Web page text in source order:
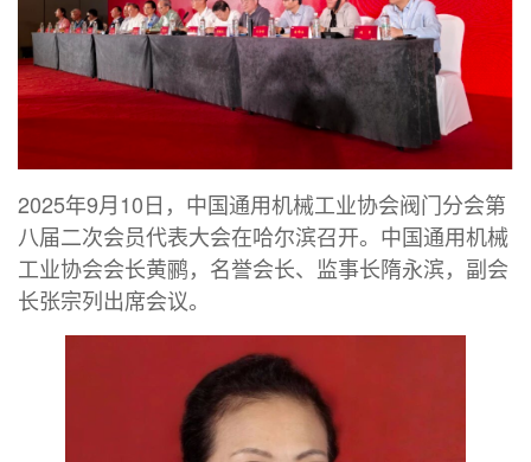
2025年9月10日，中国通用机械工业协会阀门分会第
八届二次会员代表大会在哈尔滨召开。中国通用机械
工业协会会长黄鹂，名誉会长、监事长隋永滨，副会
长张宗列出席会议。